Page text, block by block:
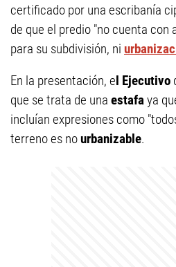
certificado por una escribanía
de que el predio "no cuenta con
para su subdivisión, ni
En la presentación, el Ejecutivo
que se trata de una estafaya
incluían expresiones como
terreno es nourbanizable.